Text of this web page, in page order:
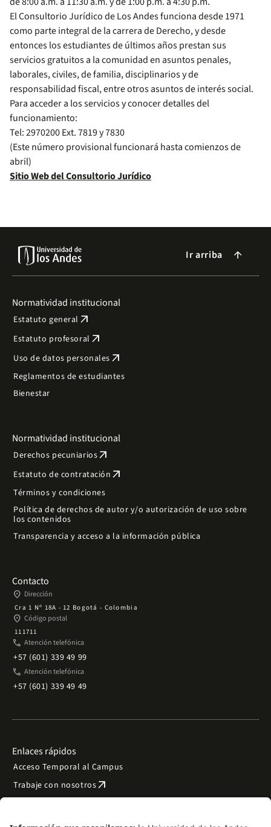
El Consultorio Jurídico de Los Andes funciona desde 1971
como parte integral de la carrera de Derecho, y desde
entonces los estudiantes de últimos años prestan sus
servicios gratuitos a la comunidad en asuntos penales,
laborales, civiles, de familia, disciplinarios y de
responsabilidad fiscal, entre otros asuntos de interés social.
Para acceder a los servicios y conocer detalles del
funcionamiento:
Tel: 2970200 Ext. 7819 y 7830
(Este número provisional funcionará hasta comienzos de
abril)
Sitio Web del Consultorio Jurídico
Ir arriba arrow_forward
Normatividad institucional
Estatuto general arrow_outward
Estatuto profesoral arrow_outward
Uso de datos personales arrow_outward
Reglamentos de estudiantes
Bienestar
Normatividad institucional
Derechos pecuniariosarrow_outward
Estatuto de contratación arrow_outward
Términos y condiciones
Política de derechos de autor y/o autorización de uso sobre
los contenidos
Transparencia y acceso a la información pública
Contacto
place Dirección
Cra 1 Nº 18A - 12 Bogotá - Colombia
place Código postal
111711
phone Atención telefónica
+57 (601) 339 49 99
phone Atención telefónica
+57 (601) 339 49 49
Enlaces rápidos
Acceso Temporal al Campus
Trabaje con nosotrosarrow_outward
Preguntas frecuentes